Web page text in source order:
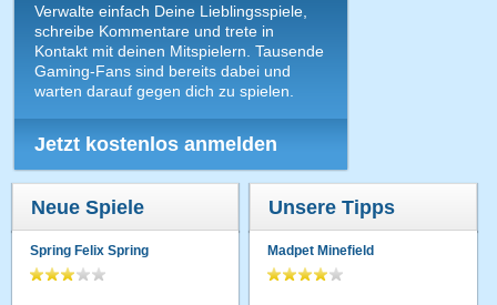
Verwalte einfach Deine Lieblingsspiele,
schreibe Kommentare und trete in
Kontakt mit deinen Mitspielern. Tausende
Gaming-Fans sind bereits dabei und
warten darauf gegen dich zu spielen.
Jetzt kostenlos anmelden
Neue Spiele
Spring Felix Spring
Unsere Tipps
Madpet Minefield